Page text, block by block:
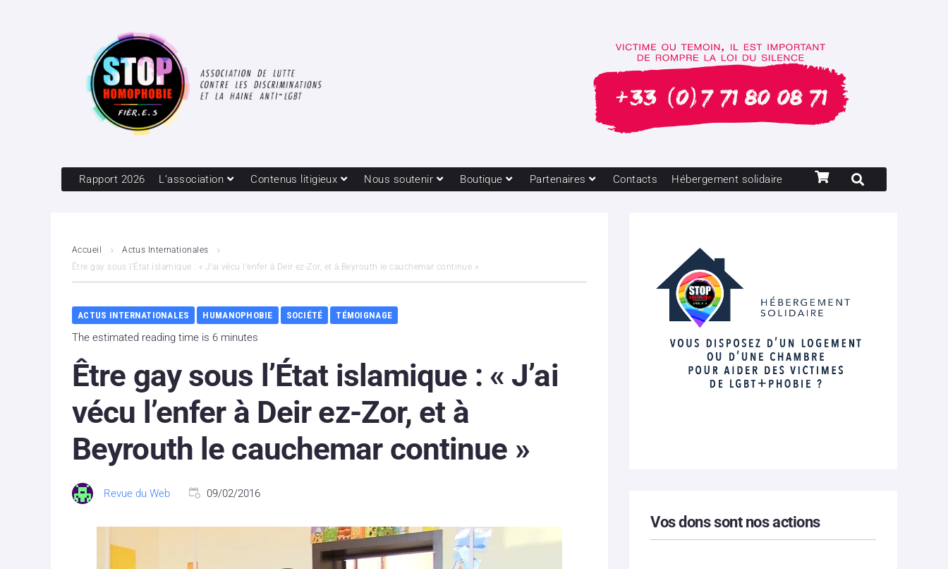
Rapport 2026 L’association Contenus litigieux Nous soutenir Boutique Partenaires Contacts Hébergement solidaire
Accueil
Actus Internationales
Être gay sous l’État islamique : « J’ai vécu l’enfer à Deir ez-Zor, et à Beyrouth le cauchemar continue »
ACTUS INTERNATIONALES HUMANOPHOBIE SOCIÉTÉ TÉMOIGNAGE
The estimated reading time is 6 minutes
Être gay sous l’État islamique : « J’ai
vécu l’enfer à Deir ez-Zor, et à
Beyrouth le cauchemar continue »
Revue du Web 09/02/2016
Vos dons sont nos actions